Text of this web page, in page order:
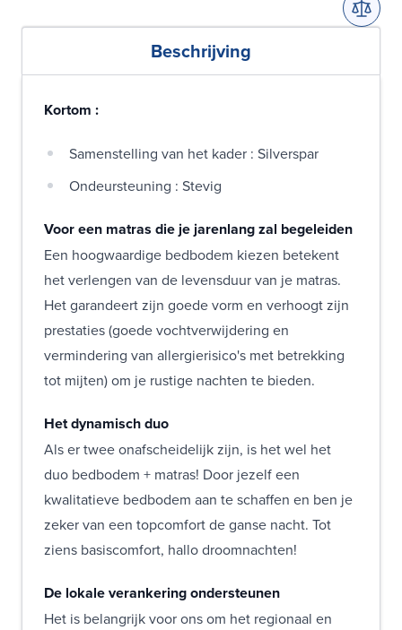
Beschrijving
Kortom :
Samenstelling van het kader : Silverspar
Ondeursteuning : Stevig
Voor een matras die je jarenlang zal begeleiden
Een hoogwaardige bedbodem kiezen betekent
het verlengen van de levensduur van je matras.
Het garandeert zijn goede vorm en verhoogt zijn
prestaties (goede vochtverwijdering en
vermindering van allergierisico's met betrekking
tot mijten) om je rustige nachten te bieden.
Het dynamisch duo
Als er twee onafscheidelijk zijn, is het wel het
duo bedbodem + matras! Door jezelf een
kwalitatieve bedbodem aan te schaffen en ben je
zeker van een topcomfort de ganse nacht. Tot
ziens basiscomfort, hallo droomnachten!
De lokale verankering ondersteunen
Het is belangrijk voor ons om het regionaal en